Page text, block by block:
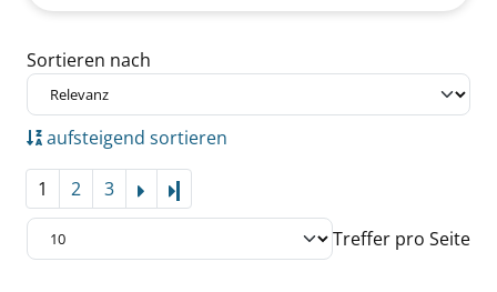
Zu den Suchfiltern springen
Sortieren nach
aufsteigend sortieren
1 2 3
Treffer pro Seite